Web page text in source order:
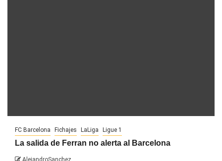
FC Barcelona Fichajes LaLiga Ligue 1
La salida de Ferran no alerta al Barcelona